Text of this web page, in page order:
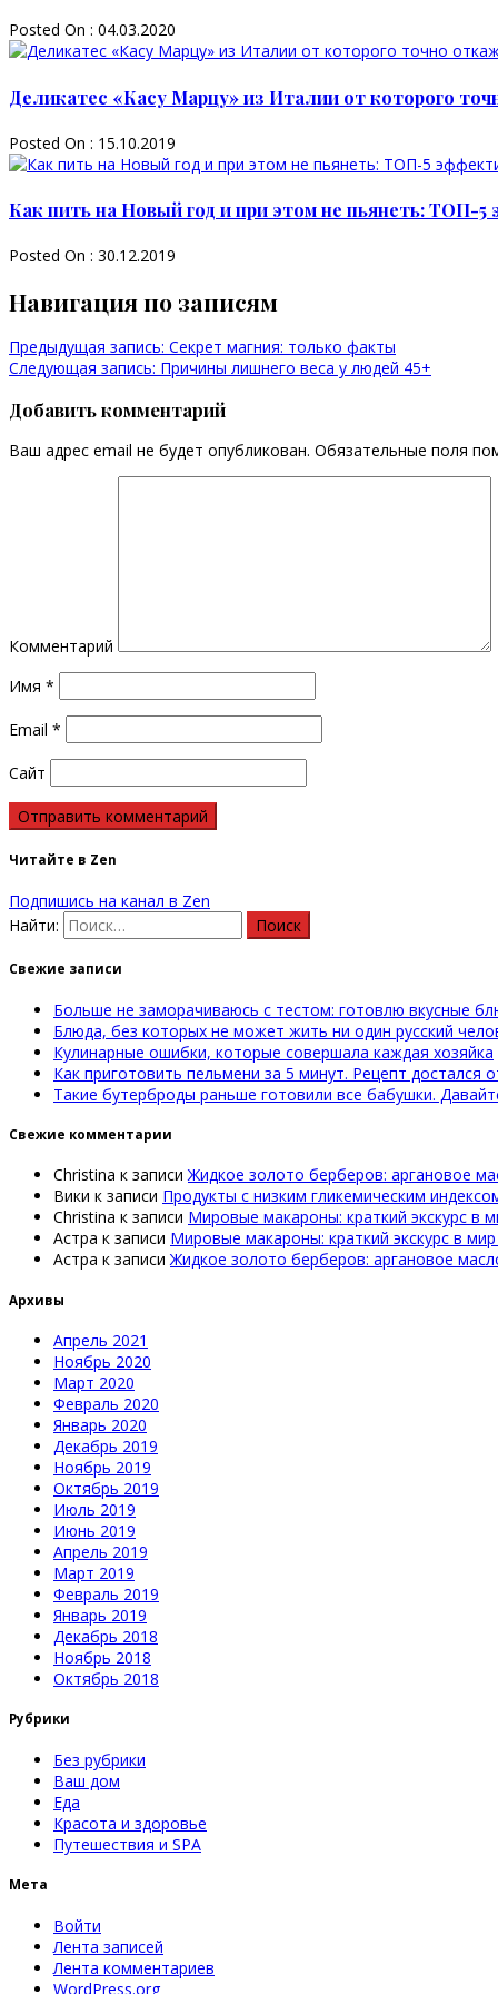
Posted On : 04.03.2020
Деликатес «Касу Марцу» из Италии от которого
Posted On : 15.10.2019
Как пить на Новый год и при этом не пьянеть: ТОП-
Posted On : 30.12.2019
Навигация по записям
Предыдущая запись: Секрет магния: только факты
Следующая запись: Причины лишнего веса у людей 45+
Добавить комментарий
Ваш адрес email не будет опубликован. Обязательные поля
Комментарий
Имя *
Email *
Сайт
Читайте в Zen
Подпишись на канал в Zen
Найти:
Свежие записи
Больше не заморачиваюсь с тестом: готовлю вкусные
Блюда, без которых не может жить ни один русский
Кулинарные ошибки, которые совершала каждая хозяйка
Как приготовить пельмени за 5 минут. Рецепт достался
Такие бутерброды раньше готовили все бабушки.
Свежие комментарии
Christina к записиЖидкое золото берберов: аргановое
Вики к записи Продукты с низким гликемическим
Christina к записи Мировые макароны: краткий экскурс в
Астра к записи Мировые макароны: краткий экскурс в
Астра к записиЖидкое золото берберов: аргановое
Архивы
Апрель 2021
Ноябрь 2020
Март 2020
Февраль 2020
Январь 2020
Декабрь 2019
Ноябрь 2019
Октябрь 2019
Июль 2019
Июнь 2019
Апрель 2019
Март 2019
Февраль 2019
Январь 2019
Декабрь 2018
Ноябрь 2018
Октябрь 2018
Рубрики
Без рубрики
Ваш дом
Еда
Красота и здоровье
Путешествия и SPA
Мета
Войти
Лента записей
Лента комментариев
WordPress.org